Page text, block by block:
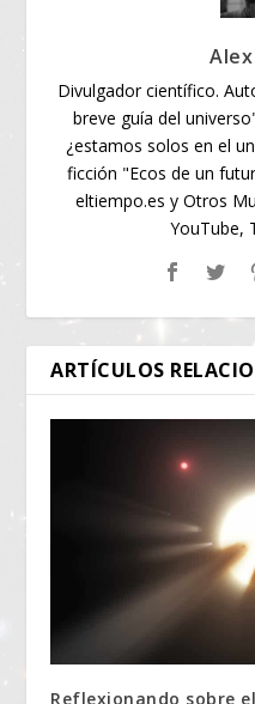
Divulgador científico.
breve guía del
¿estamos solos en el
ficción "Ecos de un
eltiempo.es y Otros
YouTube,
ARTÍCULOS
Reflexionando sobre